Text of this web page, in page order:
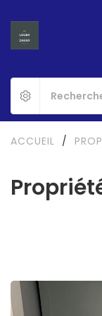
ACCUEIL /